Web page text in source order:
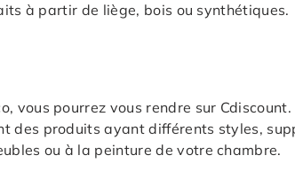
à partir de liège, bois ou synthétiques.
vous pourrez vous rendre sur Cdiscount.
des produits ayant différents styles,
ou à la peinture de votre chambre.